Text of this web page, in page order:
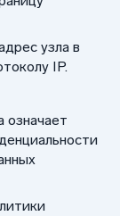
узла в
IP.
означает